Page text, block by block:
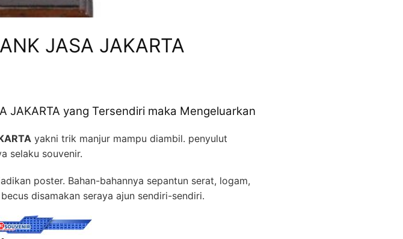
JASA JAKARTA
JAKARTA yang Tersendiri maka Mengeluarkan
yakni trik manjur mampu diambil. penyulut
selaku souvenir.
poster. Bahan-bahannya sepantun serat, logam,
disamakan seraya ajun sendiri-sendiri.